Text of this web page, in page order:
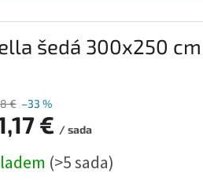
šedá 300x250 cm
€ –33 %
€ / sada
(>5 sada)